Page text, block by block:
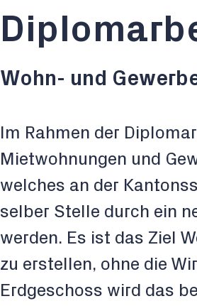
Wohn- und
Im Rahmen der
Mietwohnungen und
welches an der
selber Stelle durch ein
werden. Es ist das Ziel
zu erstellen, ohne die
Erdgeschoss wird das